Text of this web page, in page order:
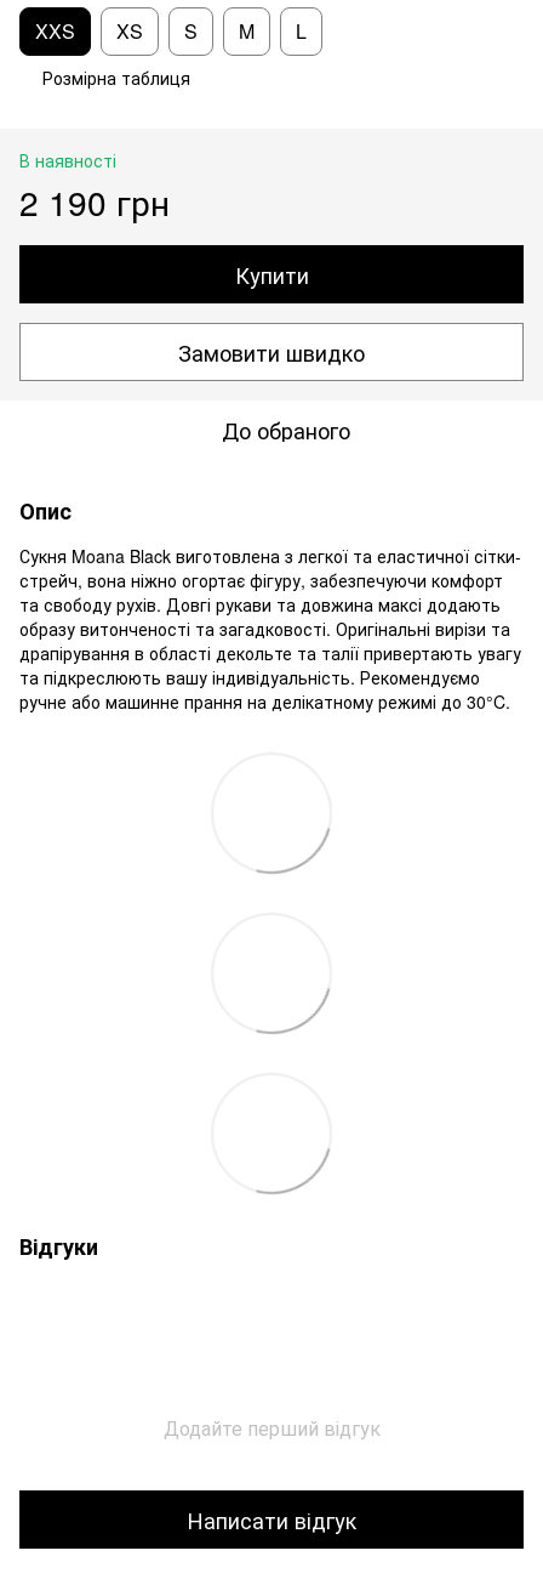
XXS XS S M L
Розмірна таблиця
В наявності
2 190 грн
Купити
Замовити швидко
До обраного
Опис
Сукня Moana Black виготовлена з легкої та еластичної сітки-
стрейч, вона ніжно огортає фігуру, забезпечуючи комфорт
та свободу рухів. Довгі рукави та довжина максі додають
образу витонченості та загадковості. Оригінальні вирізи та
драпірування в області декольте та талії привертають увагу
та підкреслюють вашу індивідуальність. Рекомендуємо
ручне або машинне прання на делікатному режимі до 30°C.
Відгуки
Додайте перший відгук
Написати відгук